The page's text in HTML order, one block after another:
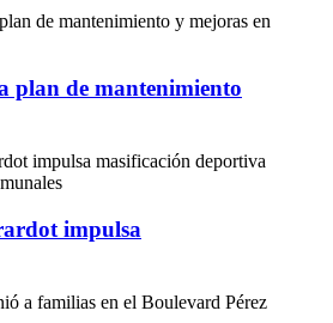
plan de mantenimiento
impulsa